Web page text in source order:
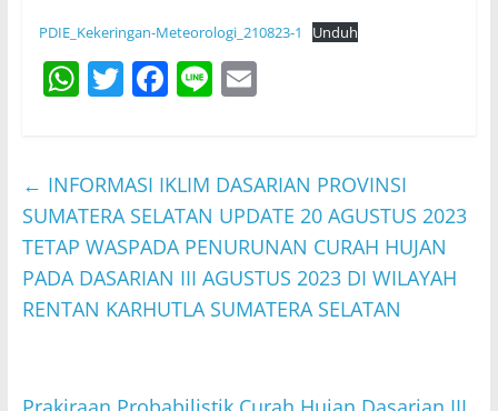
PDIE_Kekeringan-Meteorologi_210823-1 Unduh
W
s
A
p
p
T
er
F
e
b
o
o
k
Li E
l
← INFORMASI IKLIM DASARIAN PROVINSI
SUMATERA SELATAN UPDATE 20 AGUSTUS 2023
TETAP WASPADA PENURUNAN CURAH HUJAN
PADA DASARIAN III AGUSTUS 2023 DI WILAYAH
RENTAN KARHUTLA SUMATERA SELATAN